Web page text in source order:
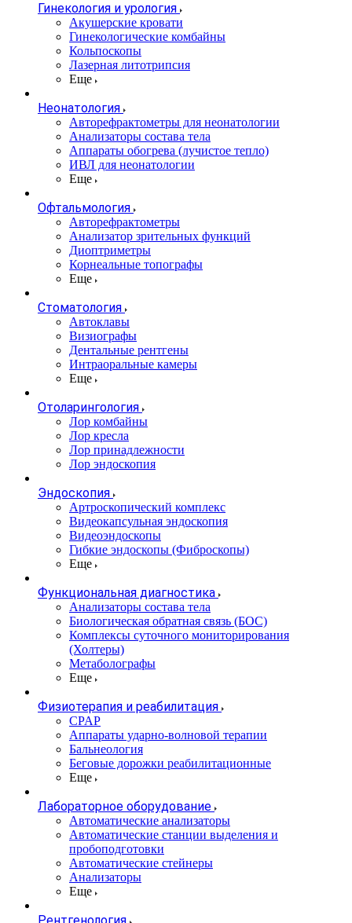
Гинекология и урология
Акушерские кровати
Гинекологические комбайны
Кольпоскопы
Лазерная литотрипсия
Еще
Неонатология
Авторефрактометры для неонатологии
Анализаторы состава тела
Аппараты обогрева (лучистое тепло)
ИВЛ для неонатологии
Еще
Офтальмология
Авторефрактометры
Анализатор зрительных функций
Диоптриметры
Корнеальные топографы
Еще
Стоматология
Автоклавы
Визиографы
Дентальные рентгены
Интраоральные камеры
Еще
Отоларингология
Лор комбайны
Лор кресла
Лор принадлежности
Лор эндоскопия
Эндоскопия
Артроскопический комплекс
Видеокапсульная эндоскопия
Видеоэндоскопы
Гибкие эндоскопы (Фиброcкопы)
Еще
Функциональная диагностика
Анализаторы состава тела
Биологическая обратная связь (БОС)
Комплексы суточного мониторирования
(Холтеры)
Метаболографы
Еще
Физиотерапия и реабилитация
CPAP
Аппараты ударно-волновой терапии
Бальнеология
Беговые дорожки реабилитационные
Еще
Лабораторное оборудование
Автоматические анализаторы
Автоматические станции выделения и
пробоподготовки
Автоматические стейнеры
Анализаторы
Еще